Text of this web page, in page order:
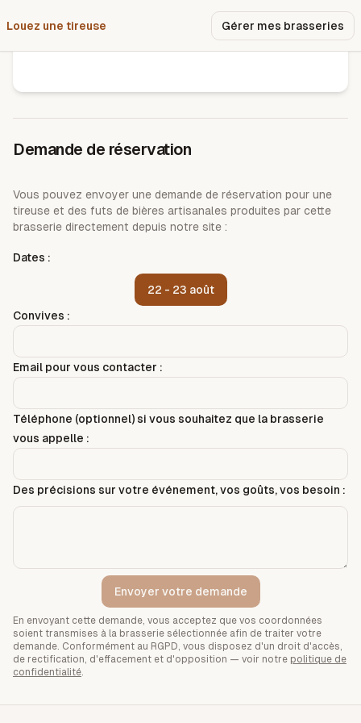
Louez une tireuse Gérer mes brasseries
Brasserie la science infuse
Demande de réservation
Vous pouvez envoyer une demande de réservation pour une
tireuse et des futs de bières artisanales produites par cette
brasserie directement depuis notre site :
Dates :
22 - 23 août
Convives :
Email pour vous contacter :
Téléphone (optionnel) si vous souhaitez que la brasserie
vous appelle :
Des précisions sur votre événement, vos goûts, vos besoin :
Envoyer votre demande
En envoyant cette demande, vous acceptez que vos coordonnées
soient transmises à la brasserie sélectionnée afin de traiter votre
demande. Conformément au RGPD, vous disposez d'un droit d'accès,
de rectification, d'effacement et d'opposition — voir notre politique de
confidentialité.